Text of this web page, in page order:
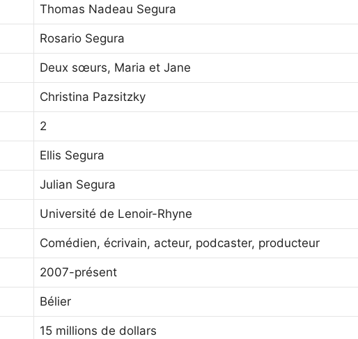
Thomas Nadeau Segura
Rosario Segura
Deux sœurs, Maria et Jane
Christina Pazsitzky
2
Ellis Segura
Julian Segura
Université de Lenoir-Rhyne
Comédien, écrivain, acteur, podcaster, producteur
2007-présent
Bélier
15 millions de dollars